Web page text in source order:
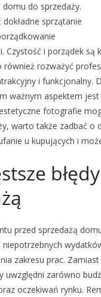
do sprzedaży.
sprzątanie
Czystość i porządek
rozważyć
i funkcjonalny.
ważnym aspektem
fotografie
warto także zadbać
u kupujących i
przed sprzedażą
zakresu prac.
uwzględni zarówno
oczekiwań rynku.